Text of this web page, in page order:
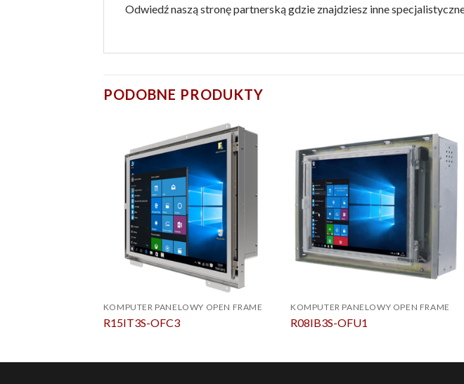
Odwiedź naszą stronę partnerską gdzie znajdziesz inne
PODOBNE PRODUKTY
KOMPUTER PANELOWY OPEN FRAME
R15IT3S-OFC3
KOMPUTER PANELOWY OPEN FRAME
R08IB3S-OFU1